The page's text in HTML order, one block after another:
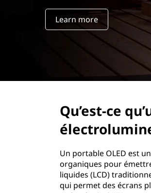
Learn more
Qu’est-ce
Un portable OLED est
organiques pour
liquides (LCD)
qui permet des écrans